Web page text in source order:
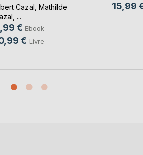
Cazal Mathilde
, ...
€ Ebook
€ Livre
15,99